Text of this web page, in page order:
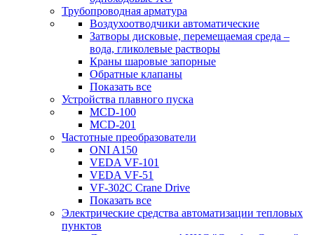
Трубопроводная арматура
Воздухоотводчики автоматические
Затворы дисковые, перемещаемая среда –
вода, гликолевые растворы
Краны шаровые запорные
Обратные клапаны
Показать все
Устройства плавного пуска
MCD-100
MCD-201
Частотные преобразователи
ONI A150
VEDA VF-101
VEDA VF-51
VF-302C Crane Drive
Показать все
Электрические средства автоматизации тепловых
пунктов